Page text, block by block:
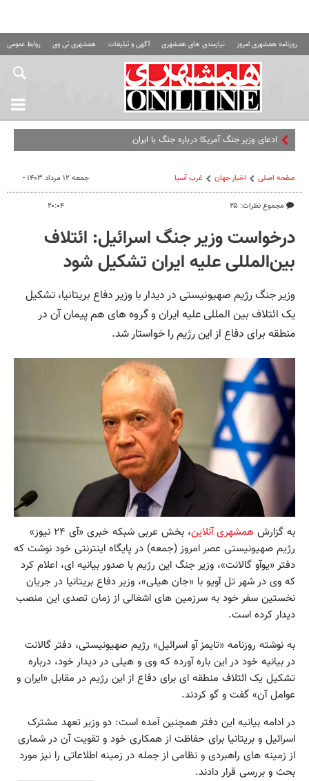
روزنامه همشهری امروز نیازمندی های همشهری آگهی و تبلیغات همشهری تی وی روابط عمومی
ادعای وزیر جنگ آمریکا درباره جنگ با ایران
صفحه اصلی اخبار جهان غرب آسیا
مجموع نظرات: ۲۵
جمعه ۱۲ مرداد ۱۴۰۳ -
۲۰:۰۴
درخواست وزیر جنگ اسرائیل: ائتلاف
بین‌المللی علیه ایران تشکیل شود
وزیر جنگ رژیم صهیونیستی در دیدار با وزیر دفاع بریتانیا، تشکیل
یک ائتلاف بین المللی علیه ایران و گروه های هم پیمان آن در
منطقه برای دفاع از این رژیم را خواستار شد.
به گزارش همشهری آنلاین
، بخش عربی شبکه خبری «آی ۲۴ نیوز»
رژیم صهیونیستی عصر امروز (جمعه) در پایگاه اینترنتی خود نوشت که
دفتر «یوآو گالانت»، وزیر جنگ این رژیم با صدور بیانیه ای، اعلام کرد
که وی در شهر تل آویو با «جان هیلی»، وزیر دفاع بریتانیا در جریان
نخستین سفر خود به سرزمین های اشغالی از زمان تصدی این منصب
دیدار کرده است.
به نوشته روزنامه «تایمز آو اسرائیل» رژیم صهیونیستی، دفتر گالانت
در بیانیه خود در این باره آورده که وی و هیلی در دیدار خود، درباره
تشکیل یک ائتلاف منطقه ای برای دفاع از این رژیم در مقابل «ایران و
عوامل آن» گفت و گو کردند.
در ادامه بیانیه این دفتر همچنین آمده است: دو وزیر تعهد مشترک
اسرائیل و بریتانیا برای حفاظت از همکاری خود و تقویت آن در شماری
از زمینه های راهبردی و نظامی از جمله در زمینه اطلاعاتی را نیز مورد
بحث و بررسی قرار دادند.